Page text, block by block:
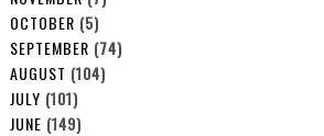
OCTOBER (5)
SEPTEMBER (74)
AUGUST (104)
JULY (101)
JUNE (149)